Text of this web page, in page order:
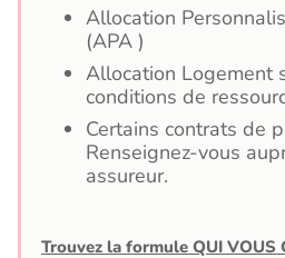
Allocation
(APA )
Allocation Logement
conditions de
Certains contrats de
Renseignez-vous
assureur.
Trouvez la formule QUI VOUS